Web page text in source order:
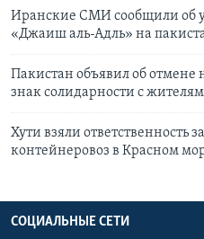
Иранские СМИ сообщили об
«Джаиш аль-Адль» на
Пакистан объявил об отмене
знак солидарности с
Хути взяли ответственность
контейнеровоз в Красном
СОЦИАЛЬНЫЕ СЕТИ